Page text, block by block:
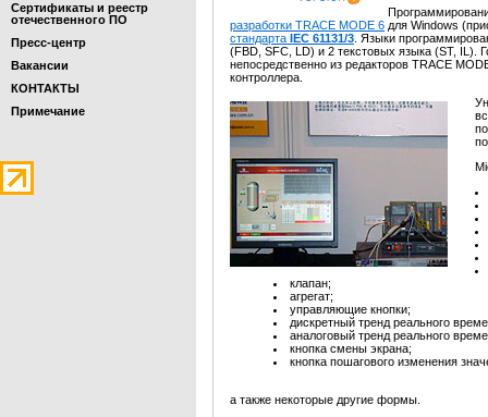
Сертификаты и реестр
отечественного ПО
Пресс-центр
Вакансии
КОНТАКТЫ
Примечание
разработки TRACE MODE 6 для Windows
стандарта IEC 61131/3 . Языки
(FBD, SFC, LD) и 2 текстовых языка (ST, IL).
непосредственно из редакторов TRACE
контроллера.
клапан;
агрегат;
управляющие кнопки;
дискретный тренд реального
аналоговый тренд реального
кнопка смены экрана;
кнопка пошагового изменения
а также некоторые другие формы.